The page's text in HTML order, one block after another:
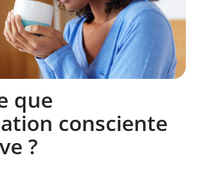
que
consciente
?